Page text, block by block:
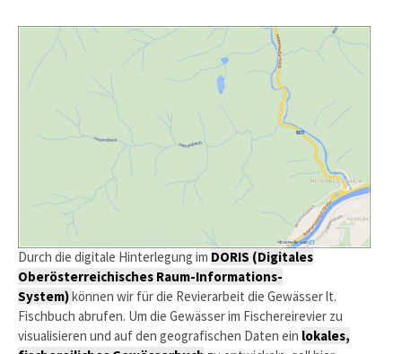
Durch die digitale Hinterlegung im DORIS (Digitales
Oberösterreichisches Raum-Informations-
System)können wir für die Revierarbeit die Gewässer lt.
Fischbuch abrufen. Um die Gewässer im Fischereirevier zu
visualisieren und auf den geografischen Daten ein lokales,